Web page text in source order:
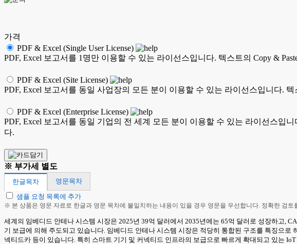
가격
PDF & Excel (Single User License)
PDF, Excel 보고서를 1명만 이용할 수 있는 라이선스입니다. 텍스트의 Copy &
PDF & Excel (Site License)
PDF, Excel 보고서를 동일 사업장의 모든 분이 이용할 수 있는 라이선스입니다. 텍
PDF & Excel (Enterprise License)
PDF, Excel 보고서를 동일 기업의 전 세계 모든 분이 이용할 수 있는 라이선스입
다.
※ 부가세 별도
한글목차
영문목차
샘플 요청 목록에 추가
※ 본 상품은 영문 자료로 한글과 영문 목차에 불일치하는 내용이 있을 경우 영문을 우선합니다. 정확한 검토
세계의 임베디드 안테나 시스템 시장은 2025년 39억 달러에서 2035년에는 65억 달러로 성장하고,
기 보급에 의해 주도되고 있습니다. 임베디드 안테나 시스템 시장은 적당히 통합된 구조를 특징으
넥티드카 등이 있습니다. 특히 스마트 기기 및 커넥티드 인프라의 보급으로 빠르게 확대되고 있는